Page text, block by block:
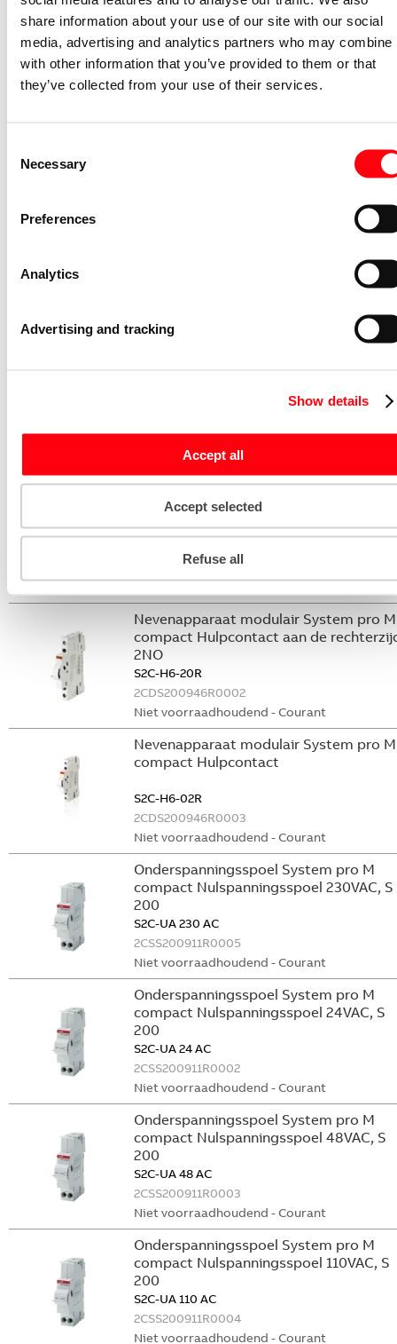
share information about your use of our site with our social
media, advertising and analytics partners who may combine
with other information that you’ve provided to them or that
they’ve collected from your use of their services.
Selection
Necessary
Preferences
Analytics
Advertising and tracking
Show details
Accept all
Accept selected
Refuse all
Stootstroomvastheid
(kiloampère)
4
Breedte in module-eenheden
Montagewijze
Gerelateerde artikelen
compact Signaal-hulpcontact voor F
Niet voorraadhoudend - Courant
Niet voorraadhoudend - Courant
compact Hulpcontact
2CDS200946R0001
Nevenapparaat modulair System pro M
compact Hulpcontact aan de
2NO
S2C-H6-20R
2CDS200946R0002
Niet voorraadhoudend - Courant
Nevenapparaat modulair System pro M
compact Hulpcontact
S2C-H6-02R
2CDS200946R0003
Niet voorraadhoudend - Courant
Onderspanningsspoel System pro M
compact Nulspanningsspoel 230VAC, S
200
S2C-UA 230 AC
2CSS200911R0005
Niet voorraadhoudend - Courant
Onderspanningsspoel System pro M
compact Nulspanningsspoel 24VAC, S
200
S2C-UA 24 AC
2CSS200911R0002
Niet voorraadhoudend - Courant
Onderspanningsspoel System pro M
compact Nulspanningsspoel 48VAC, S
200
S2C-UA 48 AC
2CSS200911R0003
Niet voorraadhoudend - Courant
Onderspanningsspoel System pro M
compact Nulspanningsspoel 110VAC, S
200
S2C-UA 110 AC
2CSS200911R0004
Niet voorraadhoudend - Courant